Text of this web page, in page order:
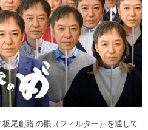
尾創路 の眼（フィルター）を通して